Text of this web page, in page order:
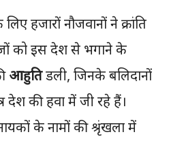
हजारों नौजवानों ने क्रांति
को इस देश से भगाने के
आहुतिडली, जिनके बलिदानों
की हवा में जी रहे हैं।
के नामों की श्रृंखला में